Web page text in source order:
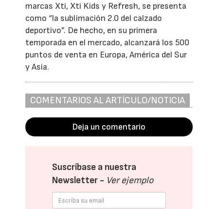
marcas Xti, Xti Kids y Refresh, se presenta
como “la sublimación 2.0 del calzado
deportivo”. De hecho, en su primera
temporada en el mercado, alcanzará los 500
puntos de venta en Europa, América del Sur
y Asia.
COMENTARIOS AL ARTÍCULO/NOTICIA
Deja un comentario
Suscríbase a nuestra
Newsletter - Ver ejemplo